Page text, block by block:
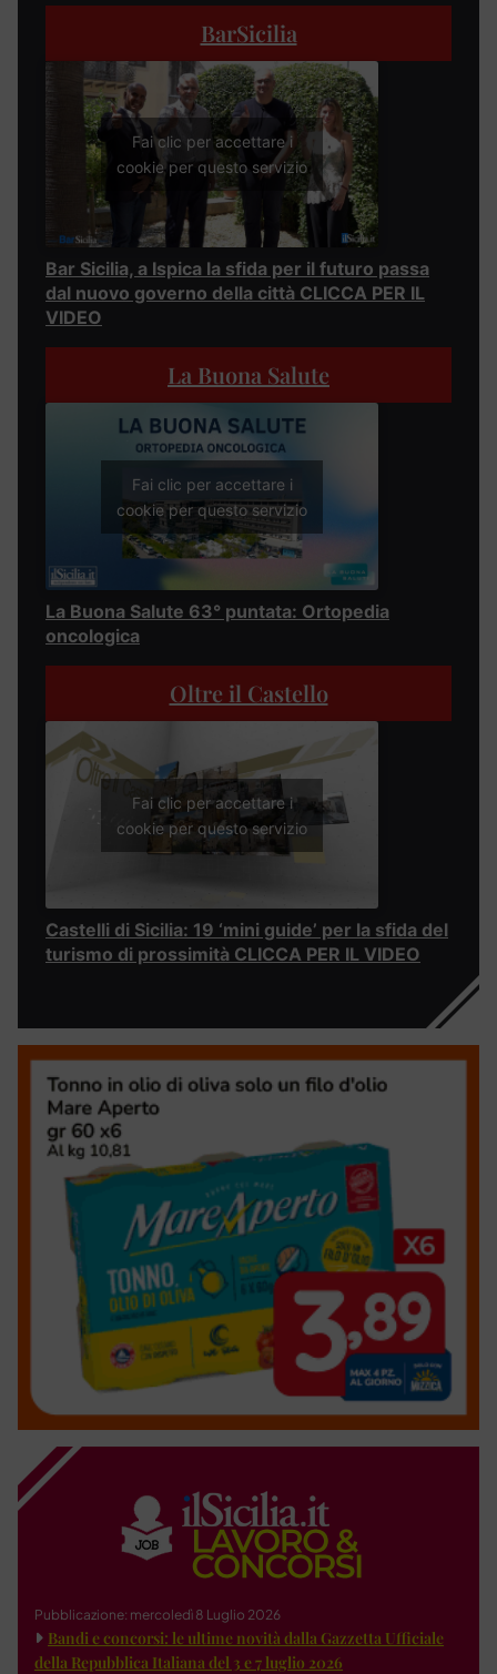
BarSicilia
Fai clic per accettare i
cookie per questo servizio
Bar Sicilia, a Ispica la sfida per il futuro passa
dal nuovo governo della città CLICCA PER IL
VIDEO
La Buona Salute
Fai clic per accettare i
cookie per questo servizio
La Buona Salute 63° puntata: Ortopedia
oncologica
Oltre il Castello
Fai clic per accettare i
cookie per questo servizio
Castelli di Sicilia: 19 ‘mini guide’ per la sfida del
turismo di prossimità CLICCA PER IL VIDEO
Pubblicazione: mercoledì 8 Luglio 2026
Bandi e concorsi: le ultime novità dalla Gazzetta Ufficiale
della Repubblica Italiana del 3 e 7 luglio 2026